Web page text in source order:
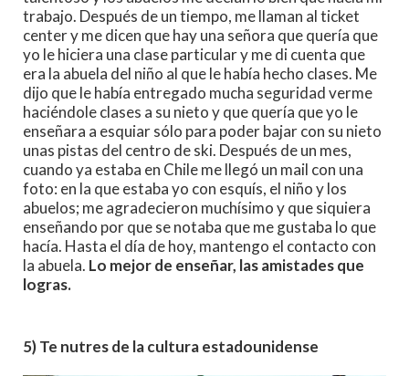
trabajo. Después de un tiempo, me llaman al ticket
center y me dicen que hay una señora que quería que
yo le hiciera una clase particular y me di cuenta que
era la abuela del niño al que le había hecho clases. Me
dijo que le había entregado mucha seguridad verme
haciéndole clases a su nieto y que quería que yo le
enseñara a esquiar sólo para poder bajar con su nieto
unas pistas del centro de ski. Después de un mes,
cuando ya estaba en Chile me llegó un mail con una
foto: en la que estaba yo con esquís, el niño y los
abuelos; me agradecieron muchísimo y que siquiera
enseñando por que se notaba que me gustaba lo que
hacía. Hasta el día de hoy, mantengo el contacto con
la abuela. Lo mejor de enseñar, las amistades que
logras.
5) Te nutres de la cultura estadounidense